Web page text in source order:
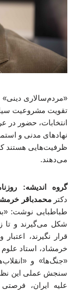
«مردم‌سالاری دینی»
تقویت مشروعیت
انتخابات، حضور در
نهادهای مدنی و
ظرفیت‌هایی هستند
می‌دهند.
گروه اندیشه:
دکترمحمدباقر
طباطبایی نوشت:
شکل می‌گیرند و
قرار نگیرند،
خرمشاد، استاد
«جنگ‌ها» و
سنجش عملی این
علیه ایران،